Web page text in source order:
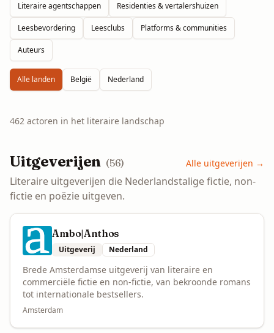
Literaire agentschappen Residenties & vertalershuizen
Leesbevordering Leesclubs Platforms & communities
Auteurs
Alle landen België Nederland
462 actoren in het literaire landschap
Uitgeverijen (56) Alle uitgeverijen →
Literaire uitgeverijen die Nederlandstalige fictie, non-
fictie en poëzie uitgeven.
Ambo|Anthos
Uitgeverij Nederland
Brede Amsterdamse uitgeverij van literaire en
commerciële fictie en non-fictie, van bekroonde romans
tot internationale bestsellers.
Amsterdam